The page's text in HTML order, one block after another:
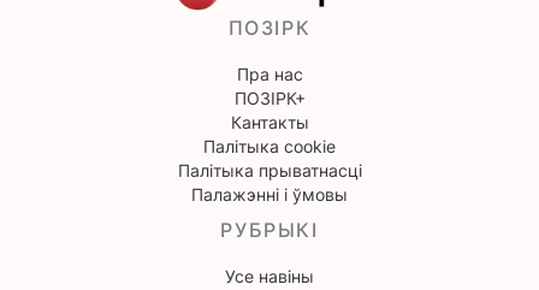
ПОЗІРК
Пра нас
ПОЗІРК+
Кантакты
Палітыка cookie
Палітыка прыватнасці
Палажэнні і ўмовы
РУБРЫКІ
Усе навіны